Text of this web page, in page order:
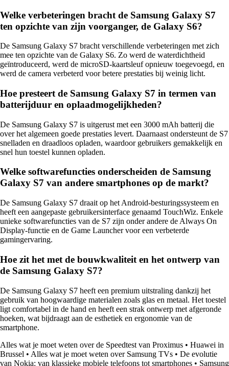
Welke verbeteringen bracht de Samsung Galaxy S7
ten opzichte van zijn voorganger, de Galaxy S6?
De Samsung Galaxy S7 bracht verschillende verbeteringen met zich
mee ten opzichte van de Galaxy S6. Zo werd de waterdichtheid
geïntroduceerd, werd de microSD-kaartsleuf opnieuw toegevoegd, en
werd de camera verbeterd voor betere prestaties bij weinig licht.
Hoe presteert de Samsung Galaxy S7 in termen van
batterijduur en oplaadmogelijkheden?
De Samsung Galaxy S7 is uitgerust met een 3000 mAh batterij die
over het algemeen goede prestaties levert. Daarnaast ondersteunt de S7
snelladen en draadloos opladen, waardoor gebruikers gemakkelijk en
snel hun toestel kunnen opladen.
Welke softwarefuncties onderscheiden de Samsung
Galaxy S7 van andere smartphones op de markt?
De Samsung Galaxy S7 draait op het Android-besturingssysteem en
heeft een aangepaste gebruikersinterface genaamd TouchWiz. Enkele
unieke softwarefuncties van de S7 zijn onder andere de Always On
Display-functie en de Game Launcher voor een verbeterde
gamingervaring.
Hoe zit het met de bouwkwaliteit en het ontwerp van
de Samsung Galaxy S7?
De Samsung Galaxy S7 heeft een premium uitstraling dankzij het
gebruik van hoogwaardige materialen zoals glas en metaal. Het toestel
ligt comfortabel in de hand en heeft een strak ontwerp met afgeronde
hoeken, wat bijdraagt aan de esthetiek en ergonomie van de
smartphone.
Alles wat je moet weten over de Speedtest van Proximus • Huawei in
Brussel • Alles wat je moet weten over Samsung TVs • De evolutie
van Nokia: van klassieke mobiele telefoons tot smartphones • Samsung